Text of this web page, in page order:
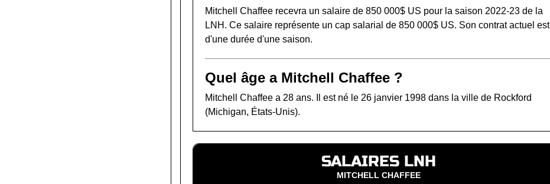
Mitchell Chaffee recevra un salaire de 850 000$ US pour la saison 2022-23 de la
LNH. Ce salaire représente un cap salarial de 850 000$ US. Son contrat actuel est
d'une durée d'une saison.
Quel âge a Mitchell Chaffee ?
Mitchell Chaffee a 28 ans. Il est né le 26 janvier 1998 dans la ville de Rockford
(Michigan, États-Unis).
SALAIRES LNH
MITCHELL CHAFFEE